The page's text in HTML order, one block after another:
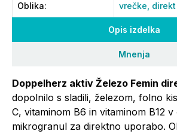
Opis izdelka
Mnenja
Doppelherz aktiv Železo Femin
dopolnilo s sladili, železom, folno
C, vitaminom B6 in vitaminom B12 v
mikrogranul za direktno uporabo.
Oblika: vrečke, direkt